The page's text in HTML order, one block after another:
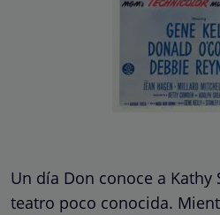
Un día Don conoce a Kathy
teatro poco conocida.